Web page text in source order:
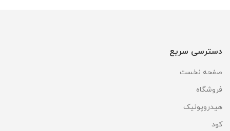
دسترسی سریع
صفحه نخست
فروشگاه
هیدروپونیک
کود